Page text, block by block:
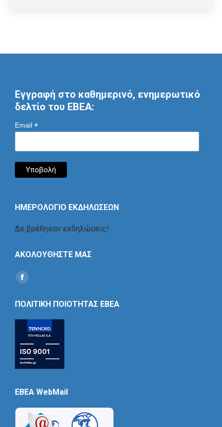
Εγγραφή στο καθημερινό, ενημερωτικό
δελτίο του ΕΒΕΑ:
Email *
ΗΜΕΡΟΛΟΓΙΟ ΕΚΔΗΛΩΣΕΩΝ
Δε βρέθηκαν εκδηλώσεις!
ΑΚΟΛΟΥΘΗΣΤΕ ΜΑΣ
Find us on:
Social
ΠΟΛΙΤΙΚΗ ΠΟΙΟΤΗΤΑΣ ΕΒΕΑ
EBEA WebMail